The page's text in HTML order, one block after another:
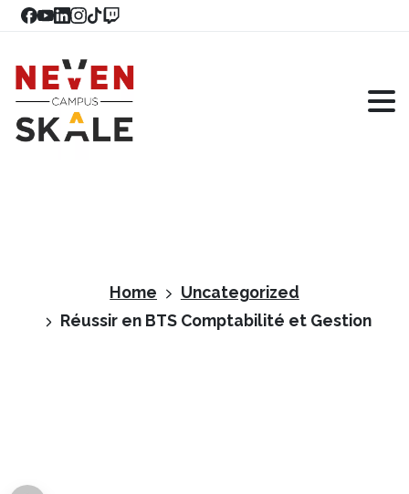
Home
Uncategorized
Réussir en BTS Comptabilité et Gestion